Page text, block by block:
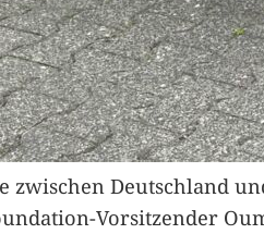
zwischen Deutschland
Vorsitzender